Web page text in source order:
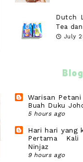
Dutch
Tea
July
Warisan Petani
Buah Duku
5 hours ago
Hari hari yang
Pertama
Ninjaz
9 hours ago